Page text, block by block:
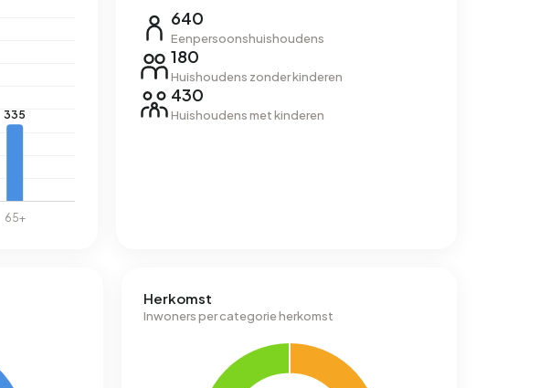
640
Eenpersoonshuishoudens
180
Huishoudens zonder kinderen
430
Huishoudens met kinderen
Herkomst
Inwoners per categorie herkomst